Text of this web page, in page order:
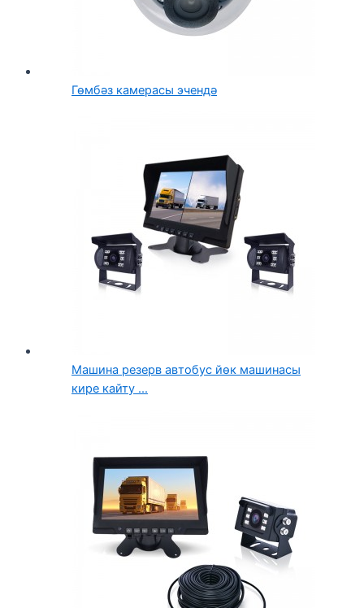
Гөмбәз камерасы эчендә
Машина резерв автобус йөк машинасы
кире кайту ...